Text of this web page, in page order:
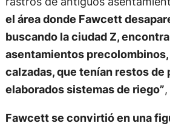
el área donde Fawcett
buscando la ciudad Z,
asentamientos
calzadas, que tenían restos de
elaborados sistemas de riego”
Fawcett se convirtió en una